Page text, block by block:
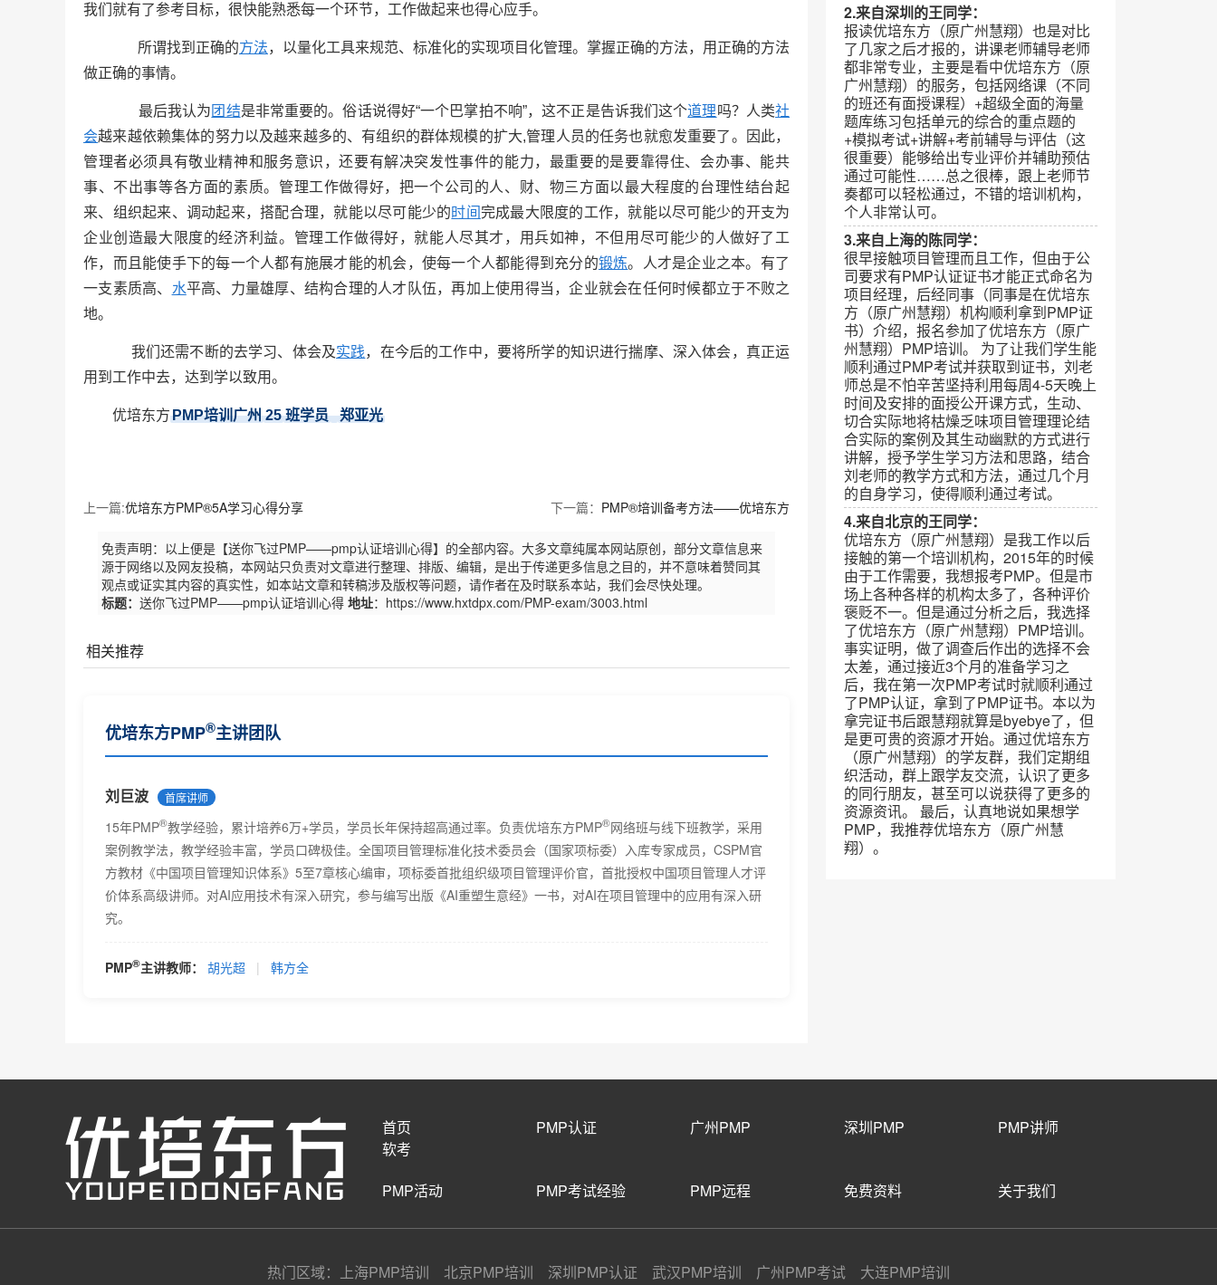
我们就有了参考目标，很快能熟悉每一个环节，工作做起来也得心应手。
所谓找到正确的方法，以量化工具来规范、标准化的实现项目化管理。掌握正确的方法，用正确的方法
做正确的事情。
最后我认为 团结是非常重要的。俗话说得好“一个巴掌拍不响”，这不正是告诉我们这个道理 吗？人类社
会越来越依赖集体的努力以及越来越多的、有组织的群体规模的扩大,管理人员的任务也就愈发重要了。因此，
管理者必须具有敬业精神和服务意识，还要有解决突发性事件的能力，最重要的是要靠得住、会办事、能共
事、不出事等各方面的素质。管理工作做得好，把一个公司的人、财、物三方面以最大程度的台理性结台起
来、组织起来、调动起来，搭配合理，就能以尽可能少的时间 完成最大限度的工作，就能以尽可能少的开支为
企业创造最大限度的经济利益。管理工作做得好，就能人尽其才，用兵如神，不但用尽可能少的人做好了工
作，而且能使手下的每一个人都有施展才能的机会，使每一个人都能得到充分的锻炼。人才是企业之本。有了
一支素质高、 水平高、力量雄厚、结构合理的人才队伍，再加上使用得当，企业就会在任何时候都立于不败之
地。
我们还需不断的去学习、体会及实践，在今后的工作中，要将所学的知识进行揣摩、深入体会，真正运
用到工作中去，达到学以致用。
优培东方PMP培训广州 25 班学员 郑亚光
上一篇:优培东方PMP®5A学习心得分享 下一篇： PMP®培训备考方法——优培东方
免责声明：以上便是【送你飞过PMP——pmp认证培训心得】的全部内容。大多文章纯属本网站原创，部分文章信息来
源于网络以及网友投稿，本网站只负责对文章进行整理、排版、编辑，是出于传递更多信息之目的，并不意味着赞同其
观点或证实其内容的真实性，如本站文章和转稿涉及版权等问题，请作者在及时联系本站，我们会尽快处理。
标题： 送你飞过PMP——pmp认证培训心得 地址：https://www.hxtdpx.com/PMP-exam/3003.html
相关推荐
慧翔深圳班5P学员叶凤香备考心得
PMP®学习心得--吴华
PMP备考心得—梁彦勇
PMP培训心得—鲁湖南
优培东方PMP®主讲团队
刘巨波 首席讲师
15年PMP®教学经验，累计培养6万+学员，学员长年保持超高通过率。负责优培东方PMP®网络班与线下班教学，采用
案例教学法，教学经验丰富，学员口碑极佳。全国项目管理标准化技术委员会（国家项标委）入库专家成员，CSPM官
方教材《中国项目管理知识体系》5至7章核心编审，项标委首批组织级项目管理评价官，首批授权中国项目管理人才评
价体系高级讲师。对AI应用技术有深入研究，参与编写出版《AI重塑生意经》一书，对AI在项目管理中的应用有深入研
究。
PMP®主讲教师： 胡光超 | 韩方全
2.来自深圳的王同学：
报读优培东方（原广州慧翔）也是对比
了几家之后才报的，讲课老师辅导老师
都非常专业，主要是看中优培东方（原
广州慧翔）的服务，包括网络课（不同
的班还有面授课程）+超级全面的海量
题库练习包括单元的综合的重点题的
+模拟考试+讲解+考前辅导与评估（这
很重要）能够给出专业评价并辅助预估
通过可能性……总之很棒，跟上老师节
奏都可以轻松通过，不错的培训机构，
个人非常认可。
3.来自上海的陈同学：
很早接触项目管理而且工作，但由于公
司要求有PMP认证证书才能正式命名为
项目经理，后经同事（同事是在优培东
方（原广州慧翔）机构顺利拿到PMP证
书）介绍，报名参加了优培东方（原广
州慧翔）PMP培训。 为了让我们学生能
顺利通过PMP考试并获取到证书，刘老
师总是不怕辛苦坚持利用每周4-5天晚上
时间及安排的面授公开课方式，生动、
切合实际地将枯燥乏味项目管理理论结
合实际的案例及其生动幽默的方式进行
讲解，授予学生学习方法和思路，结合
刘老师的教学方式和方法，通过几个月
的自身学习，使得顺利通过考试。
4.来自北京的王同学：
优培东方（原广州慧翔）是我工作以后
接触的第一个培训机构，2015年的时候
由于工作需要，我想报考PMP。但是市
场上各种各样的机构太多了，各种评价
褒贬不一。但是通过分析之后，我选择
了优培东方（原广州慧翔）PMP培训。
事实证明，做了调查后作出的选择不会
太差，通过接近3个月的准备学习之
后，我在第一次PMP考试时就顺利通过
了PMP认证，拿到了PMP证书。本以为
拿完证书后跟慧翔就算是byebye了，但
是更可贵的资源才开始。通过优培东方
（原广州慧翔）的学友群，我们定期组
织活动，群上跟学友交流，认识了更多
的同行朋友，甚至可以说获得了更多的
资源资讯。 最后，认真地说如果想学
PMP，我推荐优培东方（原广州慧
翔）。
首页 PMP认证 广州PMP 深圳PMP
PMP讲师
软考
PMP活动
PMP考试经验 PMP远程 免费资料 关于我们
热门区域：上海PMP培训 北京PMP培训 深圳PMP认证 武汉PMP培训 广州PMP考试 大连PMP培训